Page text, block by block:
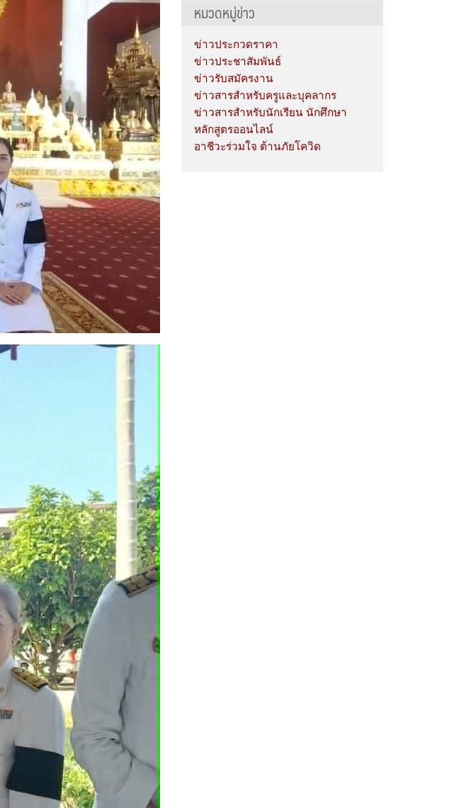
หมวดหมู่ข่าว
ข่าวประกวดราคา
ข่าวประชาสัมพันธ์
ข่าวรับสมัครงาน
ข่าวสารสำหรับครูและบุคลากร
ข่าวสารสำหรับนักเรียน นักศึกษา
หลักสูตรออนไลน์
อาชีวะร่วมใจ ต้านภัยโควิด